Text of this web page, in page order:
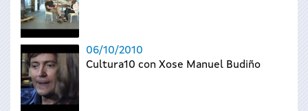
06/10/2010
Cultura10 con Xose Manuel Budiño